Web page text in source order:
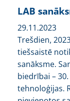
LAB
29.11.2023
Trešdien,
tiešsaistē
sanāksme.
biedrībai –
tehnoloģijas.